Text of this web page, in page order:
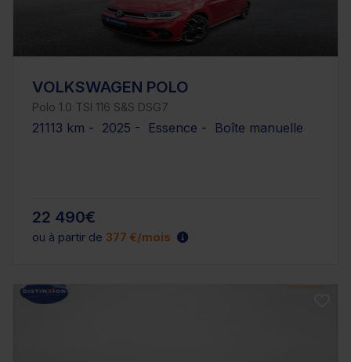
VOLKSWAGEN POLO
Polo 1.0 TSI 116 S&S DSG7
21113 km - 2025 - Essence - Boîte manuelle
22 490€
ou à partir de 377 €/mois